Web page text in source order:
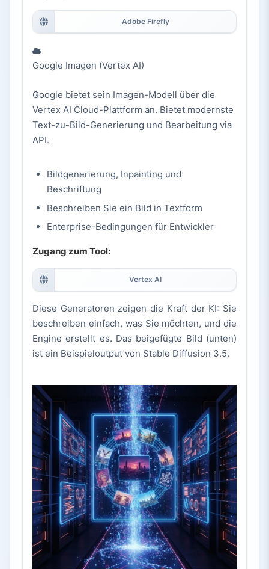
Adobe Firefly
Google Imagen (Vertex AI)
Google bietet sein Imagen-Modell über die
Vertex AI Cloud-Plattform an. Bietet modernste
Text-zu-Bild-Generierung und Bearbeitung via
API.
Bildgenerierung, Inpainting und
Beschriftung
Beschreiben Sie ein Bild in Textform
Enterprise-Bedingungen für Entwickler
Zugang zum Tool:
Vertex AI
Diese Generatoren zeigen die Kraft der KI: Sie
beschreiben einfach, was Sie möchten, und die
Engine erstellt es. Das beigefügte Bild (unten)
ist ein Beispieloutput von Stable Diffusion 3.5.